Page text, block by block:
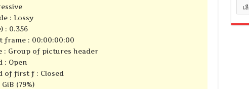
: Lossy
: 0.356
frame : 00:00:00:00
: Group of pictures header
: Open
of first f : Closed
(79%)
หมู่